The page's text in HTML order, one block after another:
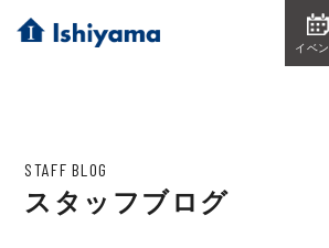
STAFF BLOG
スタッフブログ
イベ